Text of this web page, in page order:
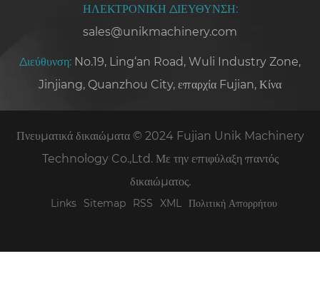
ΗΛΕΚΤΡΟΝΙΚΗ ΔΙΕΥΘΥΝΣΗ:
sales@unikmachinery.com
Διεύθυνση: No.19, Ling‘an Road, Wuli Industry Zone,
Jinjiang, Quanzhou City, επαρχία Fujian, Κίνα
Πνευματικά δικαιώματα © 2024 Fujian Unik Machinery
Technology Co.,Ltd. Με την επιφύλαξη παντός
δικαιώματος.
Links Sitemap RSS XML Πολιτική Απορρήτου